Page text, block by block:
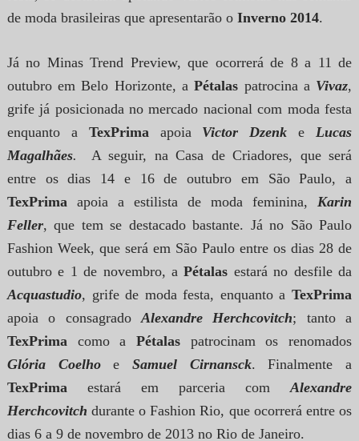
de moda brasileiras que apresentarão o Inverno 2014.
Já no Minas Trend Preview, que ocorrerá de 8 a 11 de
outubro em Belo Horizonte, aPétalas patrocina a Vivaz,
grife já posicionada no mercado nacional com moda festa
enquanto a TexPrima apoia Victor Dzenk e Lucas
Magalhães.
A seguir, na Casa de Criadores, que será
entre os dias 14 e 16 de outubro em São Paulo, a
TexPrima apoia a estilista de moda feminina, Karin
Feller, que tem se destacado bastante. Já no São Paulo
Fashion Week, que será em São Paulo entre os dias 28 de
outubro e 1 de novembro, aPétalas estará no desfile da
Acquastudio, grife de moda festa, enquanto aTexPrima
apoia o consagrado Alexandre Herchcovitch; tanto a
TexPrima como a Pétalas patrocinam os renomados
Glória Coelhoe Samuel Cirnansck. Finalmente a
TexPrima estará em parceria comAlexandre
Herchcovitch durante o Fashion Rio, que ocorrerá entre os
dias 6 a 9 de novembro de 2013 no Rio de Janeiro.